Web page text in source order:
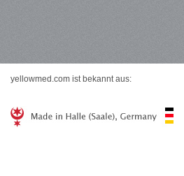
yellowmed.com ist bekannt aus: